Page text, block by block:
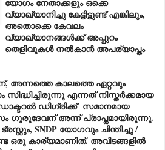
യോഗം നേതാക്കളും ഒക്കെ
വ്യാഖ്യാനിച്ചു കേട്ടിട്ടുണ്ട് എങ്കിലും,
അതൊക്കെ കേവലം
വ്യാഖ്യാനങ്ങൾക്ക് അപ്പുറം
തെളിവുകൾ നൽകാൻ അപര്യാപ്തം
അന്നത്തെ കാലത്തെ ഏറ്റവും
എന്നത് നിസ്തർക്കമായ
ഡിഗ്രിക്ക് സമാനമായ
ഗുരുദേവന് അന്ന് പ്രാപ്തമായിരുന്നു.
SNDP യോഗവും ചിന്തിച്ചു /
ഒരു കാര്യമാണിത്. അവിടങ്ങളിൽ